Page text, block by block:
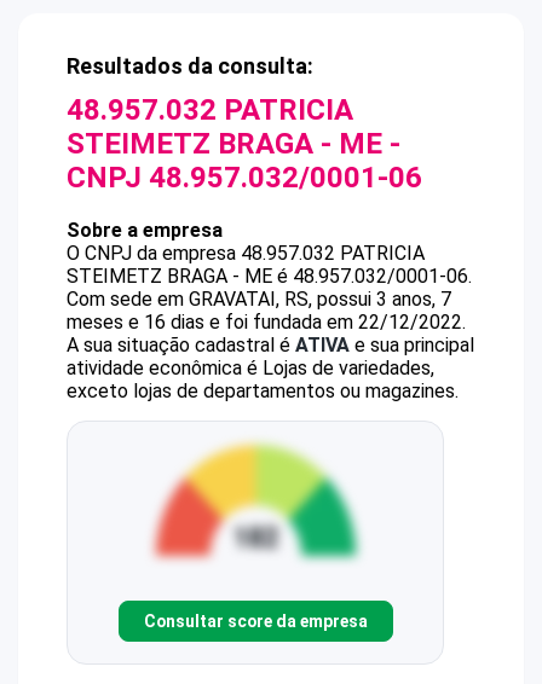
Resultados da consulta:
48.957.032 PATRICIA
STEIMETZ BRAGA - ME -
CNPJ 48.957.032/0001-06
Sobre a empresa
O CNPJ da empresa 48.957.032 PATRICIA
STEIMETZ BRAGA - ME é 48.957.032/0001-06.
Com sede em GRAVATAI, RS, possui 3 anos, 7
meses e 16 dias e foi fundada em 22/12/2022.
A sua situação cadastral é ATIVA e sua principal
atividade econômica é Lojas de variedades,
exceto lojas de departamentos ou magazines.
Consultar score da empresa